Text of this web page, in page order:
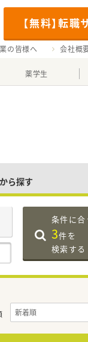
【無料】転職
の皆様へ 会社概
薬学生
から探す
条件に合
3件を
検索する